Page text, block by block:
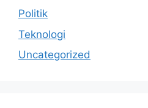
Politik
Teknologi
Uncategorized